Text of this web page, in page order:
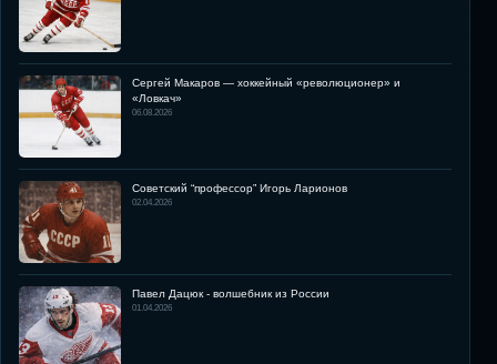
Сергей Макаров — хоккейный «революционер» и
«Ловкач»
06.08.2026
Советский “профессор” Игорь Ларионов
02.04.2026
Павел Дацюк - волшебник из России
01.04.2026